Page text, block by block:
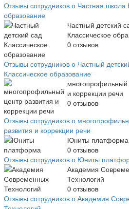
Отзывы сотрудников о Частная школа
образование
Частный детский
Классическое
0 отзывов
Отзывы сотрудников о Частный
Классическое образование
многопрофильный
и коррекции речи
0 отзывов
Отзывы сотрудников о
развития и коррекции речи
Юниты платформа
0 отзывов
Отзывы сотрудников о Юниты
Академия
Технологий
0 отзывов
Отзывы сотрудников о Академия